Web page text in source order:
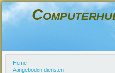
Home
Aangeboden diensten